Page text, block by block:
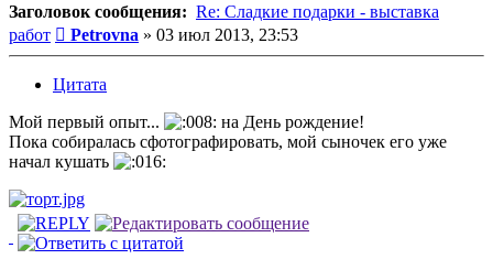
Заголовок сообщения: Re: Сладкие подарки - выставка
работ
Сообщение
Petrovna » 03 июл 2013, 23:53
Цитата
Мой первый опыт...
на День рождение!
Пока собиралась сфотографировать, мой сыночек его уже
начал кушать